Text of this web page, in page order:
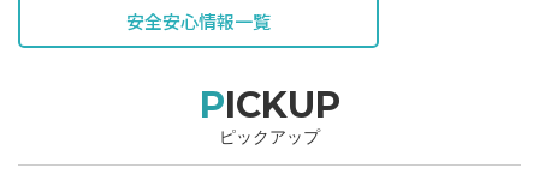
安全安心情報一覧
PICKUP
ピックアップ